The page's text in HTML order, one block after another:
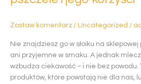
Zostaw komentarz / Uncategorized /
Nie znajdziesz go w słoiku na sklepowej
ani przyjemne w smaku. A jednak
wzbudza ciekawość – i nie bez powodu.
produktów, które powstają nie dla nas,
–
pszczele
korzyści